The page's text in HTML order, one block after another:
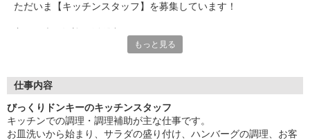
ただいま【キッチンスタッフ】を募集しています！
「子供が手を離れたから、そろそろ復職したいな」
「子供が小学校に行っている間だけ」
など、シフト勤務制でしっかり調整ができます♪
もっと見る
仕事内容
びっくりドンキーのキッチンスタッフ
キッチンでの調理・調理補助が主な仕事です。
お皿洗いから始まり、サラダの盛り付け、ハンバーグの調理、お客